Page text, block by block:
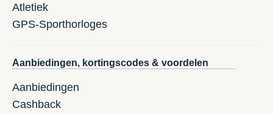
Atletiek
GPS-Sporthorloges
Aanbiedingen, kortingscodes & voordelen
Aanbiedingen
Cashback